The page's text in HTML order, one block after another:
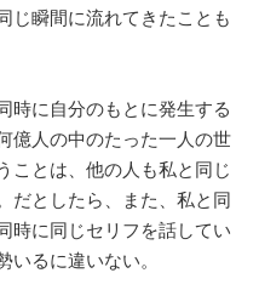
じ瞬間に流れてきたことも
時に自分のもとに発生する
億人の中のたった一人の世
ことは、他の人も私と同じ
だとしたら、また、私と同
時に同じセリフを話してい
いるに違いない。